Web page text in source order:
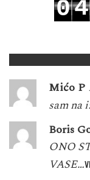
04
Mićo P
sam na
Boris
ONO
VASE…